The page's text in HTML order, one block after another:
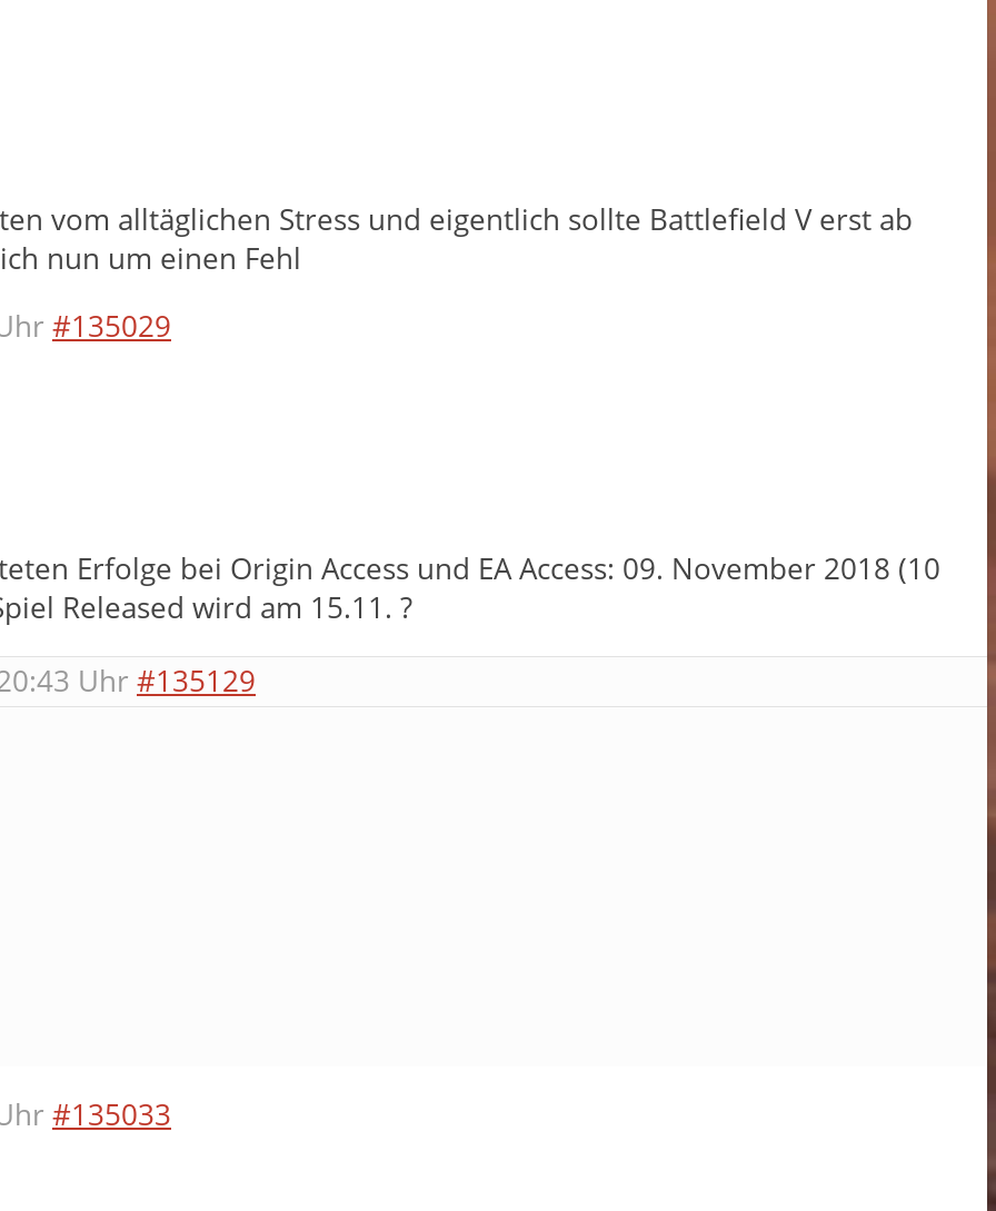
vom alltäglichen Stress und eigentlich sollte Battlefield V erst ab
nun um einen Fehl
#135029
Erfolge bei Origin Access und EA Access: 09. November 2018 (10
Released wird am 15.11. ?
Uhr #135129
#135033